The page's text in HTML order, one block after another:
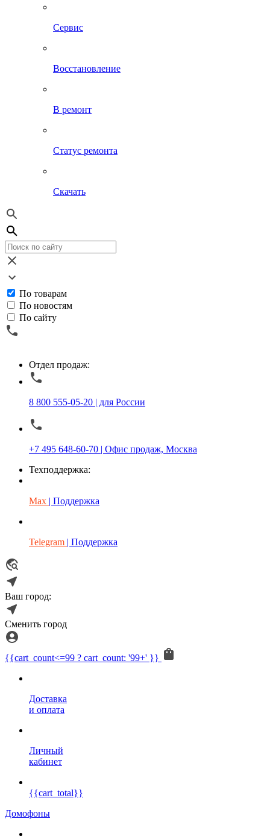
Сервис
Восстановление
В ремонт
Статус ремонта
Скачать
По товарам
По новостям
По сайту
Отдел продаж:
8 800 555-05-20 | для России
+7 495 648-60-70 | Офис продаж, Москва
Техподдержка:
Max | Поддержка
Telegram | Поддержка
Ваш город:
Сменить город
{{cart_count<=99 ? cart_count: '99+' }}
Доставка
и оплата
Личный
кабинет
{{cart_total}}
Домофоны